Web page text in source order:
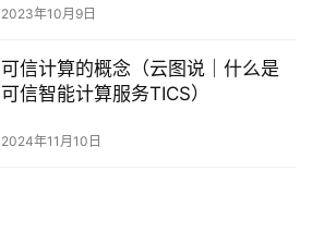
2023年10月9日
可信计算的概念（云图说｜什么是
可信智能计算服务TICS）
2024年11月10日